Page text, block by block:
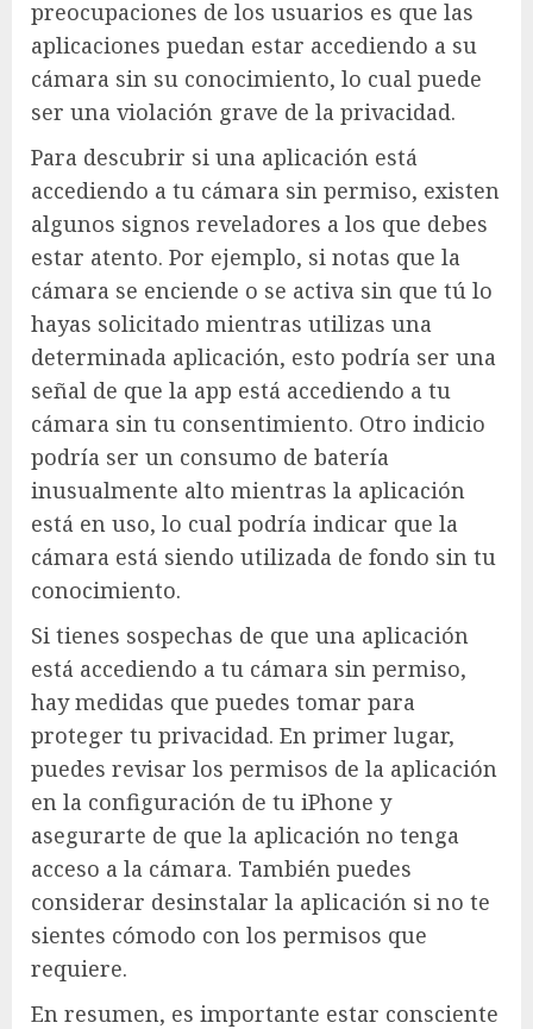
preocupaciones de los usuarios es que las
aplicaciones puedan estar accediendo a su
cámara sin su conocimiento, lo cual puede
ser una violación grave de la privacidad.
Para descubrir si una aplicación está
accediendo a tu cámara sin permiso, existen
algunos signos reveladores a los que debes
estar atento. Por ejemplo, si notas que la
cámara se enciende o se activa sin que tú lo
hayas solicitado mientras utilizas una
determinada aplicación, esto podría ser una
señal de que la app está accediendo a tu
cámara sin tu consentimiento. Otro indicio
podría ser un consumo de batería
inusualmente alto mientras la aplicación
está en uso, lo cual podría indicar que la
cámara está siendo utilizada de fondo sin tu
conocimiento.
Si tienes sospechas de que una aplicación
está accediendo a tu cámara sin permiso,
hay medidas que puedes tomar para
proteger tu privacidad. En primer lugar,
puedes revisar los permisos de la aplicación
en la configuración de tu iPhone y
asegurarte de que la aplicación no tenga
acceso a la cámara. También puedes
considerar desinstalar la aplicación si no te
sientes cómodo con los permisos que
requiere.
En resumen, es importante estar consciente